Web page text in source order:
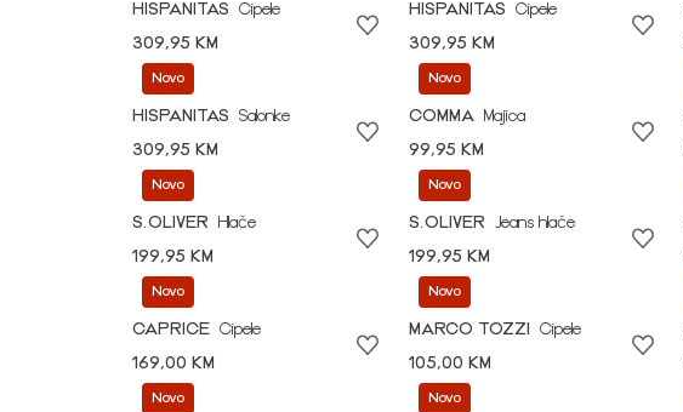
HISPANITAS
Cipele
309,95 KM
HISPANITAS
Cipele
309,95 KM
Novo
HISPANITAS
Salonke
309,95 KM
Novo
COMMA
Majica
99,95 KM
Novo
S.OLIVER
Hlače
199,95 KM
Novo
S.OLIVER
Jeans hlače
199,95 KM
Novo
CAPRICE Cipele
169,00 KM
Novo
MARCO TOZZI
Cipele
105,00 KM
Novo Novo